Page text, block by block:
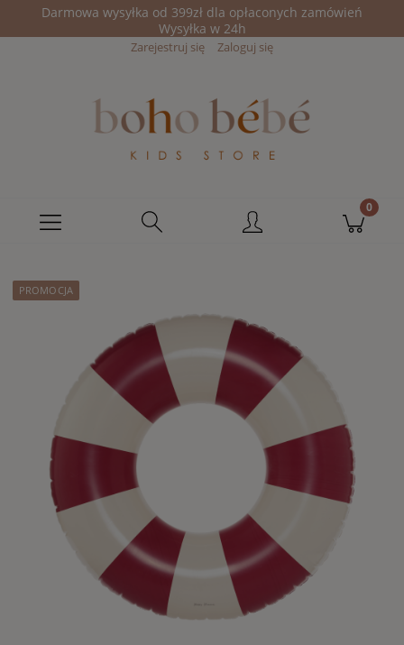
Darmowa wysyłka od 399zł dla opłaconych zamówień
Wysyłka w 24h
Zarejestruj się Zaloguj się
PROMOCJA